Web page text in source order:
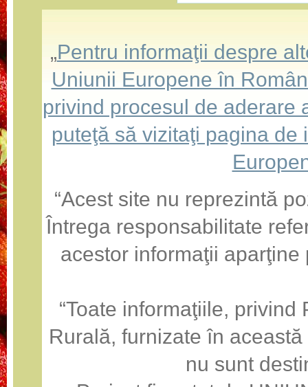
„Pentru informaţii despre
Uniunii Europene în
privind procesul de aderare
puteţă să vizitaţi pagina
“Acest site nu reprezintă
Întrega responsabilitate
acestor informaţii
“Toate informaţiile,
Rurală, furnizate în
nu sunt